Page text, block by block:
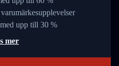
upp till 30 %
mer